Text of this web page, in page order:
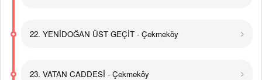
22. YENİDOĞAN ÜST GEÇİT - Çekmeköy
23. VATAN CADDESİ - Çekmeköy